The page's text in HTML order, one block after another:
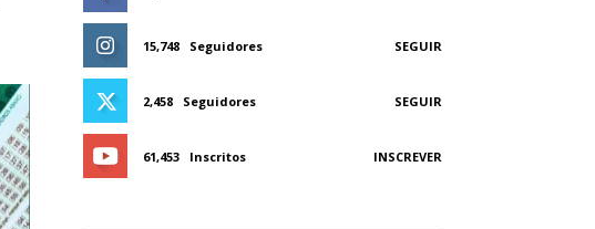
15,748 Seguidores SEGUIR
2,458 Seguidores SEGUIR
61,453 Inscritos INSCREVER